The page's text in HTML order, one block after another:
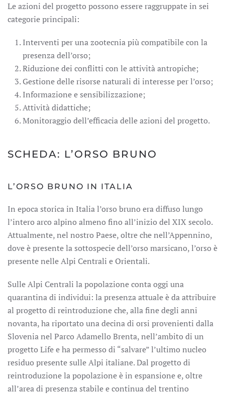
Le azioni del progetto possono essere raggruppate in sei
categorie principali:
Interventi per una zootecnia più compatibile con la
presenza dell’orso;
Riduzione dei conflitti con le attività antropiche;
Gestione delle risorse naturali di interesse per l’orso;
Informazione e sensibilizzazione;
Attività didattiche;
Monitoraggio dell’efficacia delle azioni del progetto.
SCHEDA: L’ORSO BRUNO
L’ORSO BRUNO IN ITALIA
In epoca storica in Italia l’orso bruno era diffuso lungo
l’intero arco alpino almeno fino all’inizio del XIX secolo.
Attualmente, nel nostro Paese, oltre che nell’Appennino,
dove è presente la sottospecie dell’orso marsicano, l’orso è
presente nelle Alpi Centrali e Orientali.
Sulle Alpi Centrali la popolazione conta oggi una
quarantina di individui: la presenza attuale è da attribuire
al progetto di reintroduzione che, alla fine degli anni
novanta, ha riportato una decina di orsi provenienti dalla
Slovenia nel Parco Adamello Brenta, nell’ambito di un
progetto Life e ha permesso di “salvare” l’ultimo nucleo
residuo presente sulle Alpi italiane. Dal progetto di
reintroduzione la popolazione è in espansione e, oltre
all’area di presenza stabile e continua del trentino